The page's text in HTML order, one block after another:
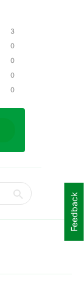
3
0
0
0
0
Feedback